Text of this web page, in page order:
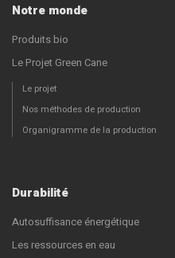
Notre monde
Produits bio
Le Projet Green Cane
Le projet
Nos méthodes de production
Organigramme de la production
Durabilité
Autosuffisance énergétique
Les ressources en eau